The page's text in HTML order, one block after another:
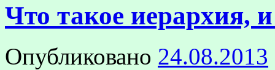
Что такое иерархия,
Опубликовано 24.08.2013